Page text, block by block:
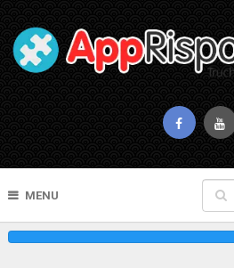
MENU